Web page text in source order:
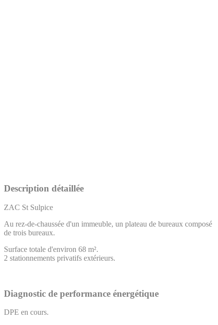
Description détaillée
ZAC St Sulpice
Au rez-de-chaussée d'un immeuble, un plateau de bureaux composé
de trois bureaux.
Surface totale d'environ 68 m².
2 stationnements privatifs extérieurs.
Diagnostic de performance énergétique
DPE en cours.